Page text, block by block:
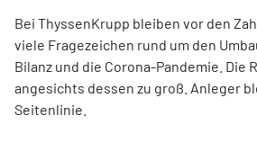
Bei ThyssenKrupp bleiben vor den
viele Fragezeichen rund um den
Bilanz und die Corona-Pandemie. Die
angesichts dessen zu groß. Anleger
Seitenlinie.